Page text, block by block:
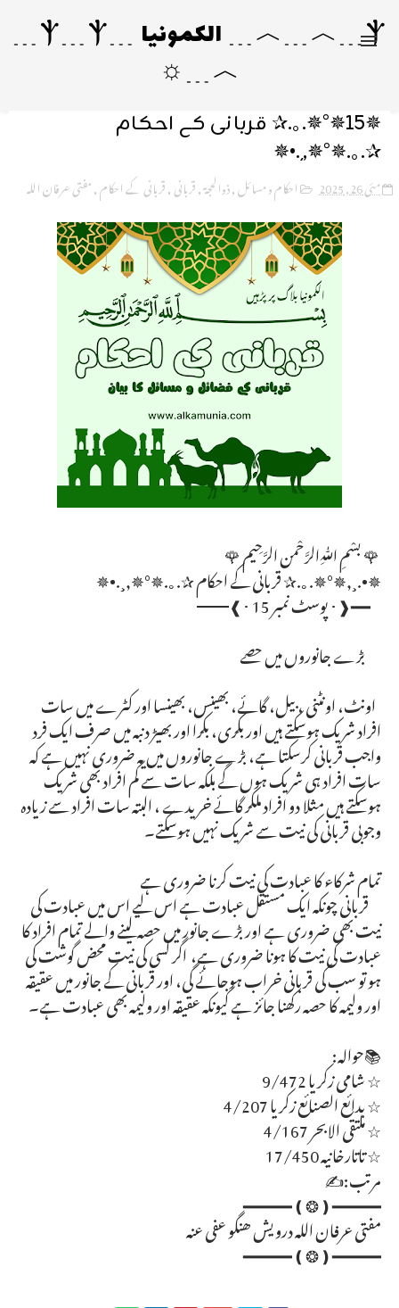
Ⲯ﹍︿﹍︿﹍ الکمونیا ﹍Ⲯ﹍Ⲯ﹍
︿﹍☼
✵15✵°✵.｡.✰ قربانی کے احکام
✰.｡.✵°✵,¸.•✵
مئی 26, 2025 احکام و مسائل,ذوالحجۃ,قربانی,قربانی کے احکام,مفتی عرفان اللہ
🌹 بسْمِ ﷲِالرَّحْمن الرَّحِيم 🌹
✵•.¸,✵°✵.｡.✰ قربانی کے احکام ✰.｡.✵°✵,¸.•✵
━━❰･ پوسٹ نمبر 15 ･❱━━
بڑے جانوروں میں حصے
اونٹ، اونٹنی ، بیل، گائے، بھینس، بھینسا اور کٹرے میں سات
افراد شریک ہوسکتے ہیں اور بکری، بکرا اور بھیڑ دنبہ میں صرف ایک فرد
واجب قربانی کرسکتا ہے، بڑے جانوروں میں یہ ضروری نہیں ہے کہ
سات افراد ہی شریک ہوں گے بلکہ سات سے کم افراد بھی شریک
ہوسکتے ہیں مثلا دو افراد ملکر گائے خریدے ، البتہ سات افراد سے زیادہ
وجوبی قربانی کی نیت سے شریک نہیں ہوسکتے۔
تمام شرکاء کا عبادت کی نیت کرنا ضروری ہے
قربانی چونکہ ایک مستقل عبادت ہے اس لیے اس میں عبادت کی
نیت بھی ضروری ہے اور بڑے جانور میں حصہ لینے والے تمام افراد کا
عبادت کی نیت کا ہونا ضروری ہے، اگر کسی کی نیت محض گوشت کی
ہو تو سب کی قربانی خراب ہوجائے گی، اور قربانی کے جانور میں عقیقہ
اور ولیمہ کا حصہ رکھنا جائز ہے کیونکہ عقیقہ اور ولیمہ بھی عبادت ہے۔
📚حوالہ:
☆ شامی زکریا 9/472
☆ بدائع الصنائع زکریا 4/207
☆ ملتقی الابحر 4/167
☆ تاتارخانیہ 17/450
مرتب:✍
━━━━━❪❂❫━━━━━
مفتی عرفان اللہ درویش ھنگو عفی عنہ
━━━━━❪❂❫━━━━━